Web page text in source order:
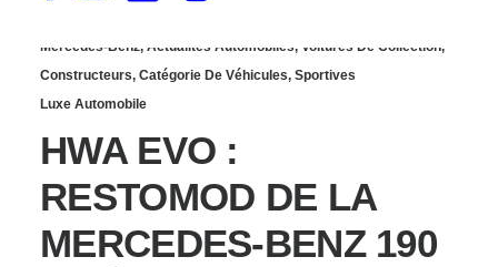
Mercedes-Benz, Actualités Automobiles, Voitures De Collection,
Constructeurs, Catégorie De Véhicules, Sportives
Luxe Automobile
HWA EVO :
RESTOMOD DE LA
MERCEDES-BENZ 190